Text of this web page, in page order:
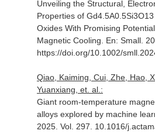
Unveiling the Structural,
Properties of
Oxides With Promising
Magnetic Cooling. En: Small.
https://doi.org/10.1002/
Qiao, Kaiming, Cui, Zhe, Hao,
Yuanxiang, et. al.:
Giant room-temperature
alloys explored by machine
2025. Vol. 297. 10.1016/